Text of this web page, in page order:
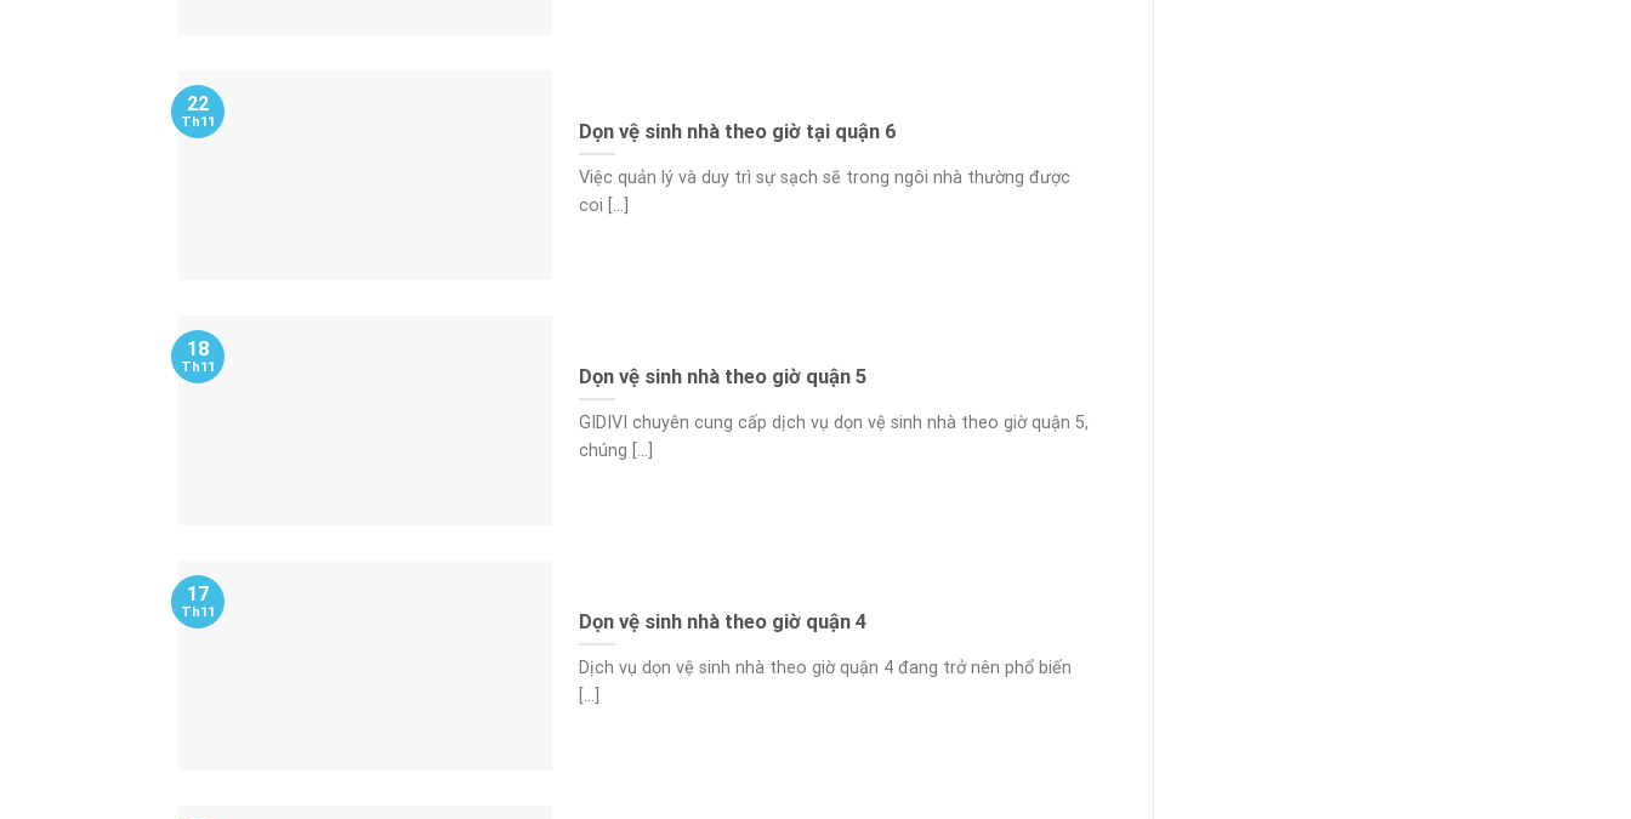
Dọn vệ sinh nhà theo giờ tại quận 6
Việc quản lý và duy trì sự sạch sẽ trong ngôi nhà thường được
coi [...]
22
Th11
Dọn vệ sinh nhà theo giờ quận 5
GIDIVI chuyên cung cấp dịch vụ dọn vệ sinh nhà theo giờ quận 5,
chúng [...]
18
Th11
Dọn vệ sinh nhà theo giờ quận 4
Dịch vụ dọn vệ sinh nhà theo giờ quận 4 đang trở nên phổ biến
[...]
17
Th11